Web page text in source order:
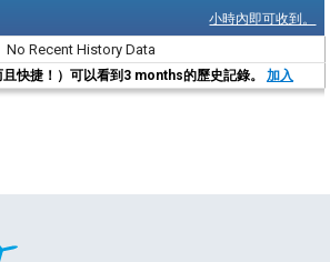
小時內即可收到。
No Recent History Data
快捷！）可以看到3 months的歷史記錄。 加入